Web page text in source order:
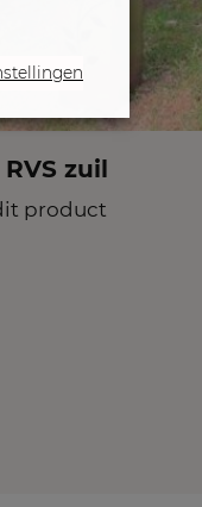
zuil
product